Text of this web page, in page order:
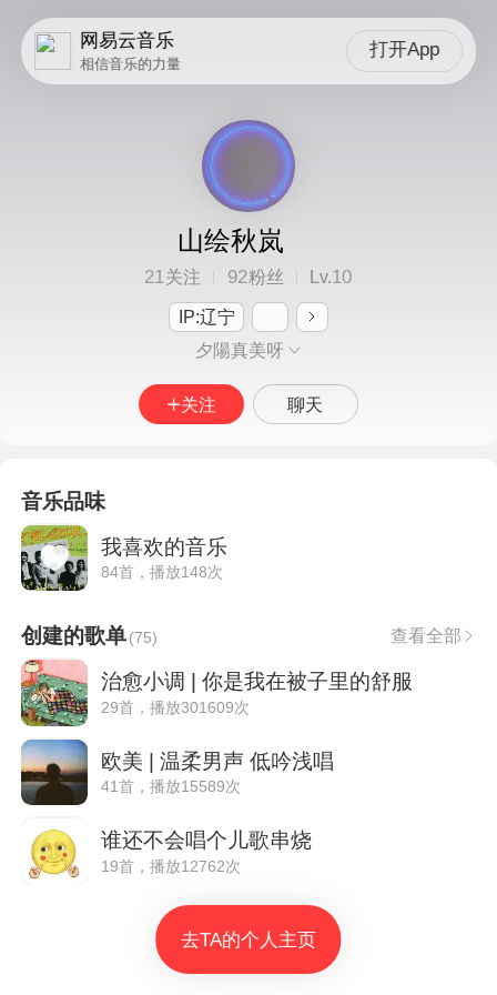
网易云音乐
相信音乐的力量
打开App
山绘秋岚
21关注 92粉丝 Lv.10
IP:辽宁
夕陽真美呀
关注 聊天
音乐品味
我喜欢的音乐
84首，播放148次
创建的歌单(75) 查看全部
治愈小调 | 你是我在被子里的舒服
29首，播放301609次
欧美 | 温柔男声 低吟浅唱
41首，播放15589次
谁还不会唱个儿歌串烧
19首，播放12762次
去TA的个人主页